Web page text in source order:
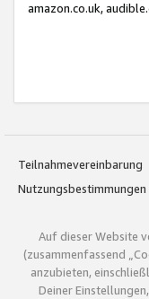
amazon.co.uk,
Teilnahmevereinbarung
Nutzungsbestimmungen
Auf dieser Website
(zusammenfassend
anzubieten,
Deiner